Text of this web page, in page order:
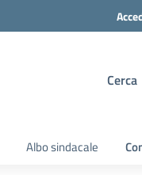
Cerca
Albo sindacale